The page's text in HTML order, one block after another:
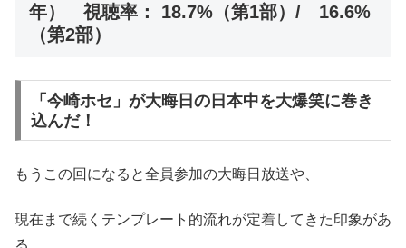
年） 視聴率： 18.7%（第1部）/ 16.6%
（第2部）
「今崎ホセ」が大晦日の日本中を大爆笑に巻き
込んだ！
もうこの回になると全員参加の大晦日放送や、
現在まで続くテンプレート的流れが定着してきた印象があ